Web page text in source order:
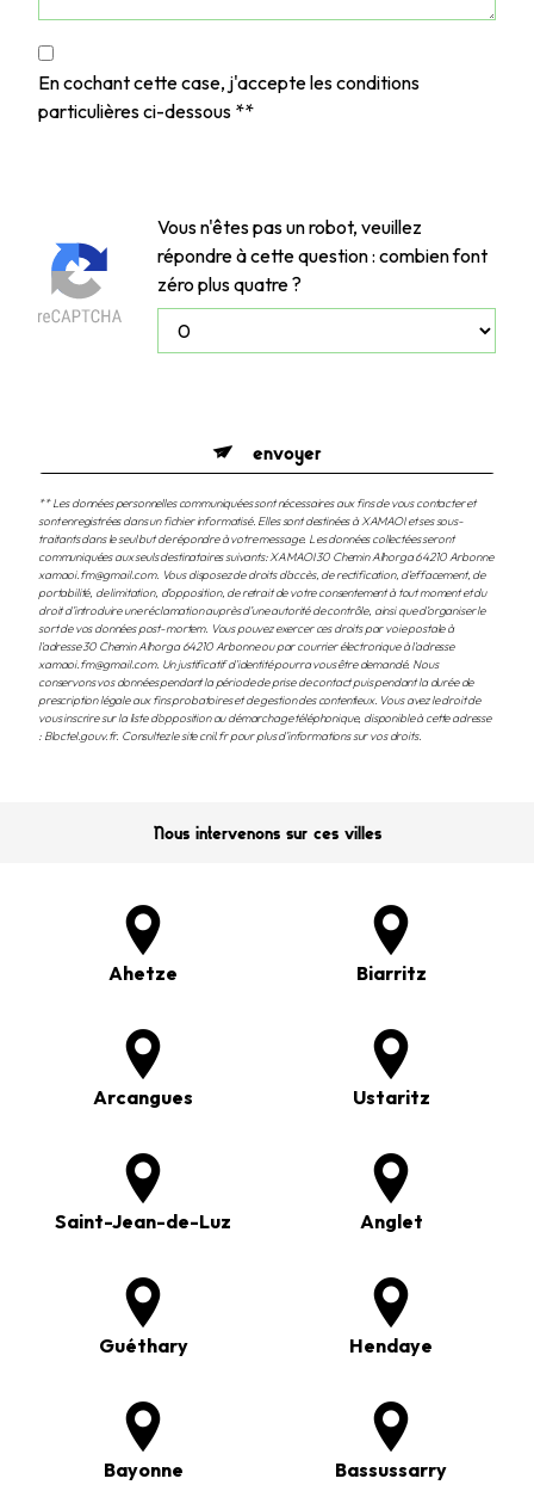
En cochant cette case, j'accepte les conditions
particulières ci-dessous **
Vous n'êtes pas un robot, veuillez
répondre à cette question : combien font
zéro plus quatre ?
envoyer
** Les données personnelles communiquées sont nécessaires aux fins de vous contacter et
sont enregistrées dans un fichier informatisé. Elles sont destinées à XAMAOI et ses sous-
traitants dans le seul but de répondre à votre message. Les données collectées seront
communiquées aux seuls destinataires suivants: XAMAOI 30 Chemin Alhorga 64210 Arbonne
xamaoi.fm@gmail.com. Vous disposez de droits d’accès, de rectification, d’effacement, de
portabilité, de limitation, d’opposition, de retrait de votre consentement à tout moment et du
droit d’introduire une réclamation auprès d’une autorité de contrôle, ainsi que d’organiser le
sort de vos données post-mortem. Vous pouvez exercer ces droits par voie postale à
l'adresse 30 Chemin Alhorga 64210 Arbonne ou par courrier électronique à l'adresse
xamaoi.fm@gmail.com. Un justificatif d'identité pourra vous être demandé. Nous
conservons vos données pendant la période de prise de contact puis pendant la durée de
prescription légale aux fins probatoires et de gestion des contentieux. Vous avez le droit de
vous inscrire sur la liste d'opposition au démarchage téléphonique, disponible à cette adresse
: Bloctel.gouv.fr. Consultez le site cnil.fr pour plus d’informations sur vos droits.
Nous intervenons sur ces villes
Ahetze Biarritz
Arcangues Ustaritz
Saint-Jean-de-Luz Anglet
Guéthary Hendaye
Bayonne Bassussarry